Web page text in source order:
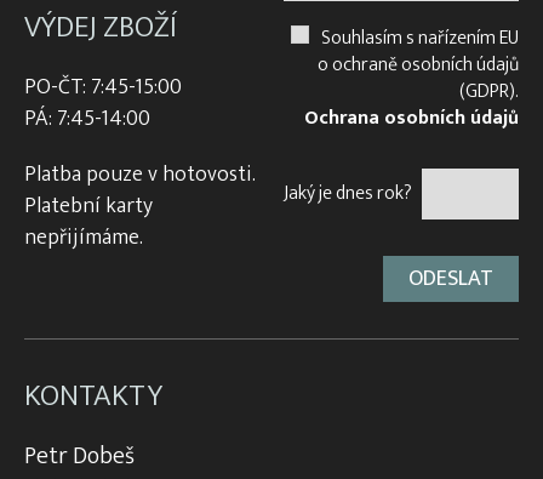
VÝDEJ ZBOŽÍ
PO-ČT: 7:45-15:00
PÁ: 7:45-14:00
Platba pouze v hotovosti.
Platební karty
nepřijímáme.
Souhlasím s nařízením EU
o ochraně osobních údajů
(GDPR).
Ochrana osobních údajů
Jaký je dnes rok?
KONTAKTY
Petr Dobeš